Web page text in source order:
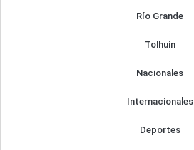
Río Grande
Tolhuin
Nacionales
Internacionales
Deportes